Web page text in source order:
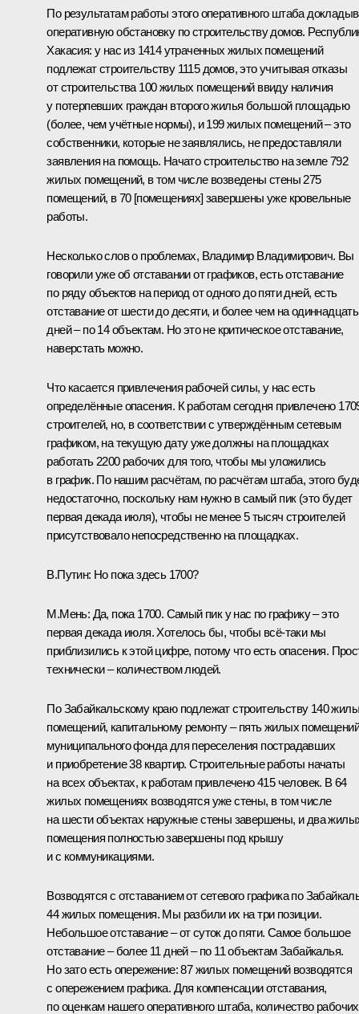
По результатам работы этого оперативного штаба
оперативную обстановку по строительству домов.
Хакасия: у нас из 1414 утраченных жилых помещений
подлежат строительству 1115 домов, это учитывая отказы
от строительства 100 жилых помещений ввиду наличия
у потерпевших граждан второго жилья большой площадью
(более, чем учётные нормы), и 199 жилых помещений – это
собственники, которые не заявлялись, не предоставляли
заявления на помощь. Начато строительство на земле 792
жилых помещений, в том числе возведены стены 275
помещений, в 70 [помещениях] завершены уже кровельные
работы.
Несколько слов о проблемах, Владимир Владимирович. Вы
говорили уже об отставании от графиков, есть отставание
по ряду объектов на период от одного до пяти дней, есть
отставание от шести до десяти, и более чем на одиннадцать
дней – по 14 объектам. Но это не критическое отставание,
наверстать можно.
Что касается привлечения рабочей силы, у нас есть
определённые опасения. К работам сегодня привлечено
строителей, но, в соответствии с утверждённым сетевым
графиком, на текущую дату уже должны на площадках
работать 2200 рабочих для того, чтобы мы уложились
в график. По нашим расчётам, по расчётам штаба, этого
недостаточно, поскольку нам нужно в самый пик (это будет
первая декада июля), чтобы не менее 5 тысяч строителей
присутствовало непосредственно на площадках.
В.Путин: Но пока здесь 1700?
М.Мень: Да, пока 1700. Самый пик у нас по графику – это
первая декада июля. Хотелось бы, чтобы всё‑таки мы
приблизились к этой цифре, потому что есть опасения.
технически – количеством людей.
По Забайкальскому краю подлежат строительству 140
помещений, капитальному ремонту – пять жилых помещений
муниципального фонда для переселения пострадавших
и приобретение 38 квартир. Строительные работы начаты
на всех объектах, к работам привлечено 415 человек. В 64
жилых помещениях возводятся уже стены, в том числе
на шести объектах наружные стены завершены, и два
помещения полностью завершены под крышу
и с коммуникациями.
Возводятся с отставанием от сетевого графика по
44 жилых помещения. Мы разбили их на три позиции.
Небольшое отставание – от суток до пяти. Самое большое
отставание – более 11 дней – по 11 объектам Забайкалья.
Но зато есть опережение: 87 жилых помещений возводятся
с опережением графика. Для компенсации отставания,
по оценкам нашего оперативного штаба, количество рабочих